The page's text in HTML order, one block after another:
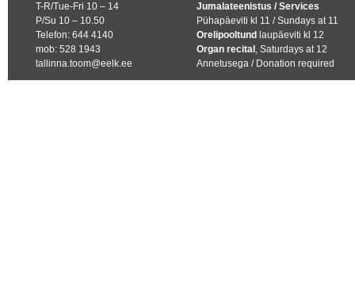
T-R/Tue-Fri 10 – 14
P/Su 10 – 10.50
Telefon: 644 4140
mob: 528 1943
tallinna.toom@eelk.ee
Jumalateenistus / Services
Pühapäeviti kl 11 / Sundays at 11
Orelipooltund laupäeviti kl 12
Organ recital , Saturdays at 12
Annetusega / Donation required